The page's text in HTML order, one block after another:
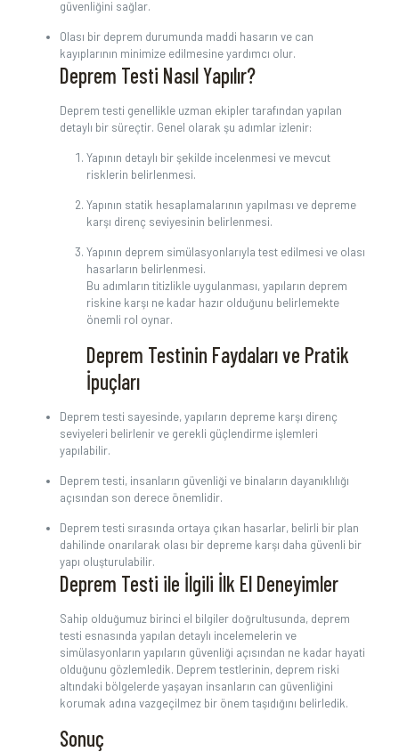
güvenliğini sağlar.
Olası bir deprem durumunda maddi hasarın ve can
kayıplarının minimize edilmesine yardımcı olur.
Deprem Testi Nasıl Yapılır?
Deprem testi genellikle uzman ekipler tarafından yapılan
detaylı bir süreçtir. Genel olarak şu adımlar izlenir:
Yapının detaylı bir şekilde incelenmesi ve mevcut
risklerin belirlenmesi.
Yapının statik hesaplamalarının yapılması ve depreme
karşı direnç seviyesinin belirlenmesi.
Yapının deprem simülasyonlarıyla test edilmesi ve olası
hasarların belirlenmesi.
Bu adımların titizlikle uygulanması, yapıların deprem
riskine karşı ne kadar hazır olduğunu belirlemekte
önemli rol oynar.
Deprem Testinin Faydaları ve Pratik
İpuçları
Deprem testi sayesinde, yapıların depreme karşı direnç
seviyeleri belirlenir ve gerekli güçlendirme işlemleri
yapılabilir.
Deprem testi, insanların güvenliği ve binaların dayanıklılığı
açısından son derece önemlidir.
Deprem testi sırasında ortaya çıkan hasarlar, belirli bir plan
dahilinde onarılarak olası bir depreme karşı daha güvenli bir
yapı oluşturulabilir.
Deprem Testi ile İlgili İlk El Deneyimler
Sahip olduğumuz birinci el bilgiler doğrultusunda, deprem
testi esnasında yapılan detaylı incelemelerin ve
simülasyonların yapıların güvenliği açısından ne kadar hayati
olduğunu gözlemledik. Deprem testlerinin, deprem riski
altındaki bölgelerde yaşayan insanların can güvenliğini
korumak adına vazgeçilmez bir önem taşıdığını belirledik.
Sonuç